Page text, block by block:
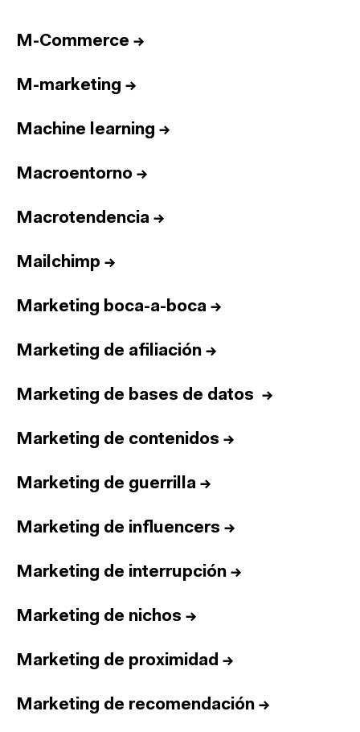
M-Commerce →
M-marketing →
Machine learning →
Macroentorno →
Macrotendencia →
Mailchimp →
Marketing boca-a-boca →
Marketing de afiliación →
Marketing de bases de datos →
Marketing de contenidos →
Marketing de guerrilla →
Marketing de influencers →
Marketing de interrupción →
Marketing de nichos →
Marketing de proximidad →
Marketing de recomendación →